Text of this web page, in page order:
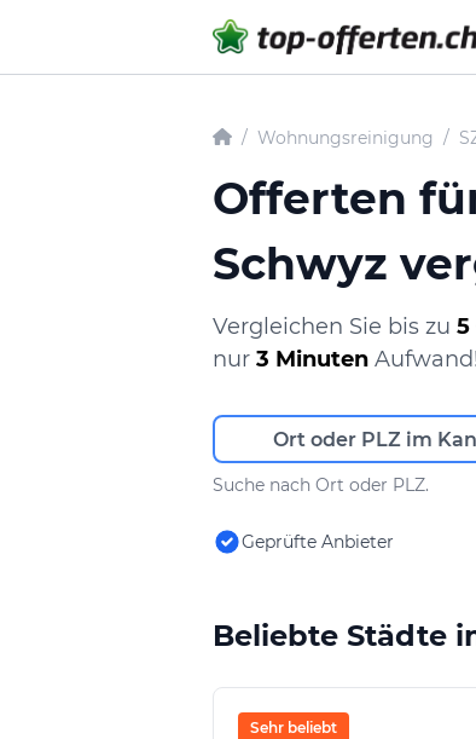
/ Wohnungsreinigung /
Offerten
Schwyz
Vergleichen Sie bis zu 5
nur 3 Minuten
Suche nach Ort oder PLZ.
Geprüfte Anbieter
Beliebte Städte
Sehr beliebt